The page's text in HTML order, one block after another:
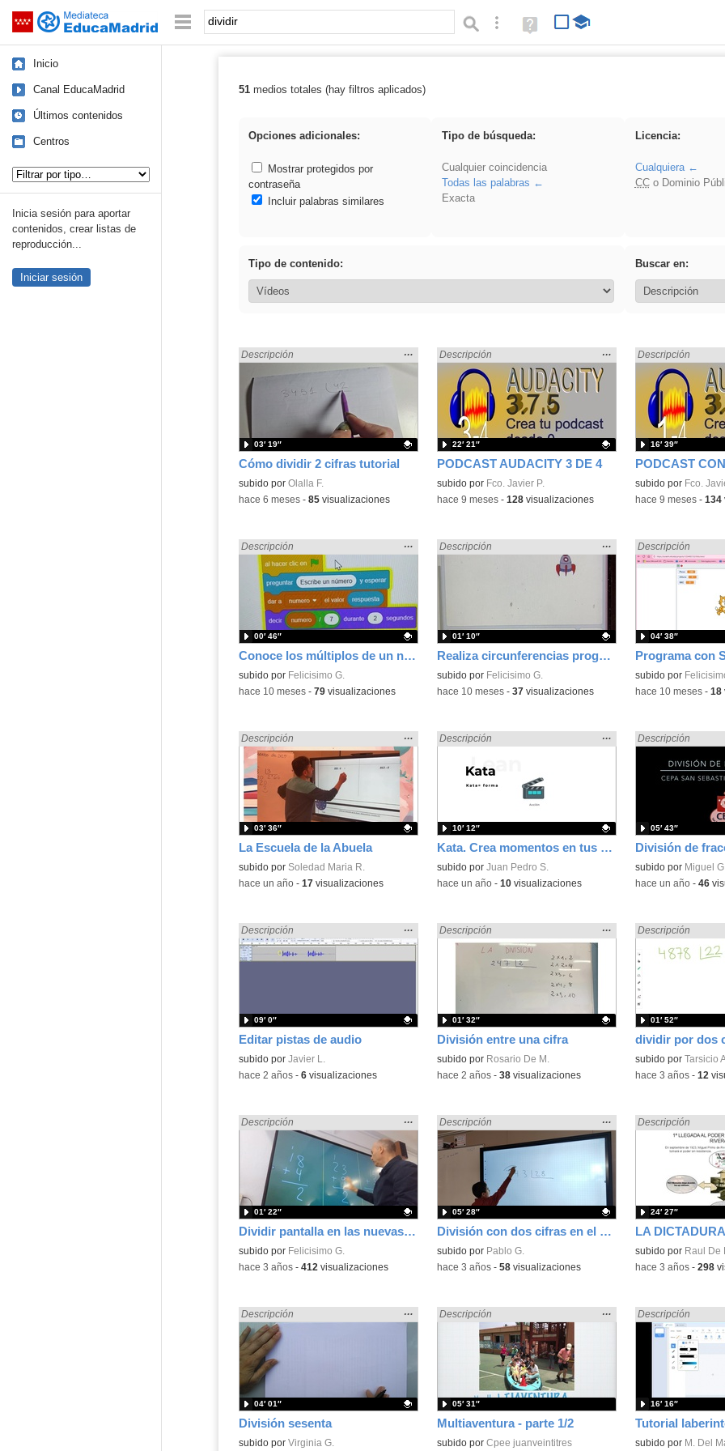
Saltar navegación Palabra o frase: Búsqueda avanzada
Ayuda
(en
Inicio
Canal EducaMadrid
Últimos contenidos
Centros
Inicia sesión para aportar
contenidos, crear listas de
reproducción...
Iniciar sesión
Resultados de: dividir
51medios totales (hay filtros aplicados)
Opciones adicionales:
Mostrar protegidos por
contraseña
Incluir palabras similares
Tipo de búsqueda:
Cualquier coincidencia
Todas las palabras
Exacta
Licencia:
Cualquiera
CCo Dominio
Tipo de contenido: Buscar en:
Cómo dividir 2 cifras tutorial
Encontrado «dividir» en:
Descripción
Mostrar
la
búsqueda
…
Contenido educativo.
subido por Olalla F.
03′ 19″
-hace 6 meses- 85visualizaciones
PODCAST AUDACITY 3 DE 4
Encontrado «dividir» en:
Descripción
Mostrar
la
ubicación
búsqueda
…
Contenido educativo.
subido por Fco. Javier P.
22′ 21″
-hace 9 meses- 128visualizaciones
Encontrado
Descripción
Contenido
subido por Fco.
16′ 39″
-hace 9 meses- 134
Conoce los múltiplos de un número con Scratch buscando divisiones exactas
Encontrado «dividir» en:
Descripción
Mostrar
la
…
Contenido educativo.
subido por Felicisimo G.
00′ 46″
-hace 10 meses- 79visualizaciones
Realiza circunferencias programando con Scratch con los bloques de girar y repetir.
Encontrado «dividir» en:
Descripción
Mostrar
la
de la
…
Contenido educativo.
subido por Felicisimo G.
01′ 10″
-hace 10 meses- 37visualizaciones
Encontrado
Descripción
Contenido
subido por
04′ 38″
-hace 10 meses- 18
La Escuela de la Abuela
Encontrado «dividir» en:
Descripción
Mostrar
la
de la
búsqueda
…
Contenido educativo.
subido por Soledad Maria R.
03′ 36″
-hace un año- 17visualizaciones
Kata. Crea momentos en tus presentaciones que nunca olviden
Encontrado «dividir» en:
Descripción
Mostrar
la
…
Contenido educativo.
subido por Juan Pedro S.
10′ 12″
-hace un año- 10visualizaciones
División de
Encontrado
Descripción
Contenido educativo.
subido por Miguel G.
05′ 43″
-hace un año- 46
Editar pistas de audio
Encontrado «dividir» en:
Descripción
Mostrar
la
…
Contenido educativo.
subido por Javier L.
09′ 0″
-hace 2 años- 6visualizaciones
División entre una cifra
Encontrado «dividir» en:
Descripción
Mostrar
la
ubicación
búsqueda
…
Contenido educativo.
subido por Rosario De M.
01′ 32″
-hace 2 años- 38visualizaciones
dividir por dos
Encontrado
Descripción
Contenido
subido por Tarsicio
01′ 52″
-hace 3 años- 12
Dividir pantalla en las nuevas pantallas táctiles
Encontrado «dividir» en:
Descripción
Mostrar
la
ubicación
de la
…
Contenido educativo.
subido por Felicisimo G.
01′ 22″
-hace 3 años- 412 visualizaciones
División con dos cifras en el divisor
Encontrado «dividir» en:
Descripción
Mostrar
la
ubicación
de la
búsqueda
…
Contenido educativo.
subido por Pablo G.
05′ 28″
-hace 3 años- 58visualizaciones
Encontrado
Descripción
Contenido
subido por Raul De
24′ 27″
-hace 3 años- 298
División sesenta
Encontrado «dividir» en:
Descripción
Mostrar
la
…
Contenido educativo.
subido por Virginia G.
04′ 01″
Multiaventura - parte 1/2
Encontrado «dividir» en:
Descripción
Mostrar
…
subido por Cpee juanveintitres
05′ 31″
Tutorial
Encontrado
Descripción
Contenido
subido por M. Del
16′ 16″